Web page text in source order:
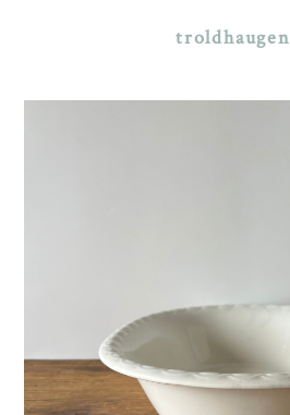
troldhaugen